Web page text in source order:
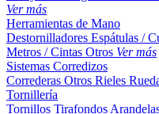
Ver más
Herramientas de Mano
Destornilladores Espátulas /
Metros / Cintas Otros Ver más
Sistemas Corredizos
Correderas Otros Rieles
Tornillería
Tornillos Tirafondos